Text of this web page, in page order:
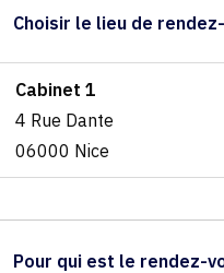
Choisir le lieu de
Cabinet 1
4 Rue Dante
06000 Nice
Pour qui est le rendez-